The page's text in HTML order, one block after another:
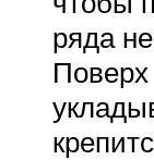
ряда
Поверх